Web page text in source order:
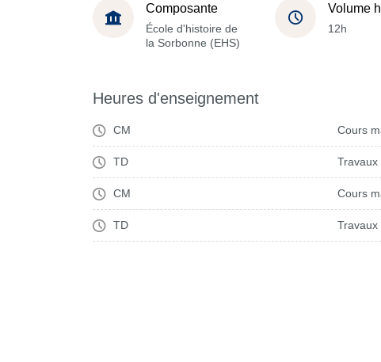
Composante
École d'histoire de
la Sorbonne (EHS)
Volume
12h
Heures d'enseignement
CM Cours
TD Travaux
CM Cours
TD Travaux